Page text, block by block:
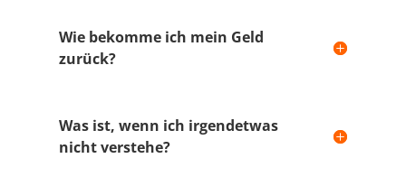
Wie bekomme ich mein Geld
zurück?
Was ist, wenn ich irgendetwas
nicht verstehe?